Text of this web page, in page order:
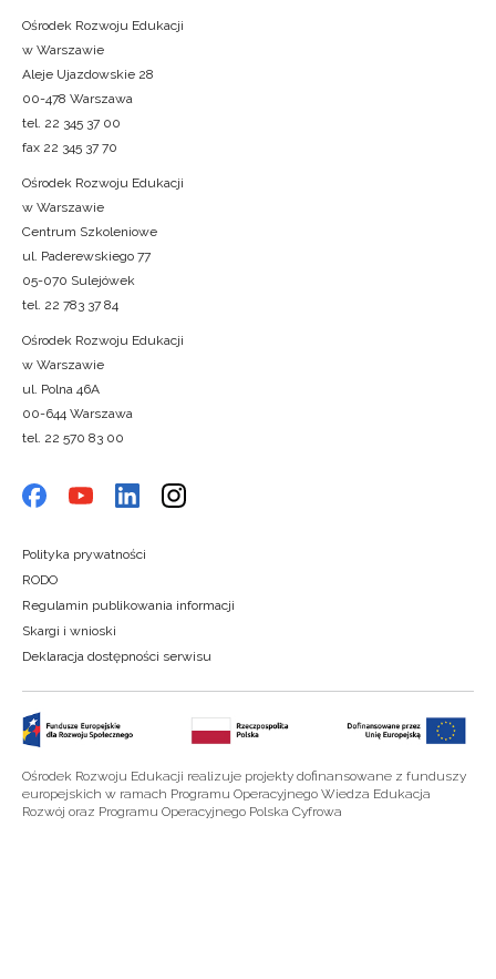
Ośrodek Rozwoju Edukacji
w Warszawie
Aleje Ujazdowskie 28
00-478 Warszawa
tel. 22 345 37 00
fax 22 345 37 70
Ośrodek Rozwoju Edukacji
w Warszawie
Centrum Szkoleniowe
ul. Paderewskiego 77
05-070 Sulejówek
tel. 22 783 37 84
Ośrodek Rozwoju Edukacji
w Warszawie
ul. Polna 46A
00-644 Warszawa
tel. 22 570 83 00
Polityka prywatności
RODO
Regulamin publikowania informacji
Skargi i wnioski
Deklaracja dostępności serwisu
Ośrodek Rozwoju Edukacji realizuje projekty dofinansowane z funduszy
europejskich w ramach Programu Operacyjnego Wiedza Edukacja
Rozwój oraz Programu Operacyjnego Polska Cyfrowa